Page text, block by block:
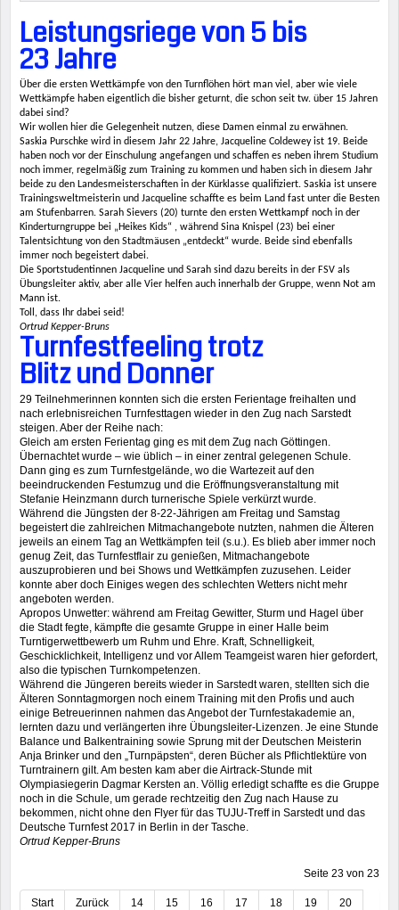
Leistungsriege von 5 bis
23 Jahre
Über die ersten Wettkämpfe von den Turnflöhen hört man viel, aber wie viele
Wettkämpfe haben eigentlich die bisher geturnt, die schon seit tw. über 15 Jahren
dabei sind?
Wir wollen hier die Gelegenheit nutzen, diese Damen einmal zu erwähnen.
Saskia Purschke wird in diesem Jahr 22 Jahre, Jacqueline Coldewey ist 19. Beide
haben noch vor der Einschulung angefangen und schaffen es neben ihrem Studium
noch immer, regelmäßig zum Training zu kommen und haben sich in diesem Jahr
beide zu den Landesmeisterschaften in der Kürklasse qualifiziert. Saskia ist unsere
Trainingsweltmeisterin und Jacqueline schaffte es beim Land fast unter die Besten
am Stufenbarren. Sarah Sievers (20) turnte den ersten Wettkampf noch in der
Kinderturngruppe bei „Heikes Kids“ , während Sina Knispel (23) bei einer
Talentsichtung von den Stadtmäusen „entdeckt“ wurde. Beide sind ebenfalls
immer noch begeistert dabei.
Die Sportstudentinnen Jacqueline und Sarah sind dazu bereits in der FSV als
Übungsleiter aktiv, aber alle Vier helfen auch innerhalb der Gruppe, wenn Not am
Mann ist.
Toll, dass Ihr dabei seid!
Ortrud Kepper-Bruns
Turnfestfeeling trotz
Blitz und Donner
29 Teilnehmerinnen konnten sich die ersten Ferientage freihalten und
nach erlebnisreichen Turnfesttagen wieder in den Zug nach Sarstedt
steigen. Aber der Reihe nach:
Gleich am ersten Ferientag ging es mit dem Zug nach Göttingen.
Übernachtet wurde – wie üblich – in einer zentral gelegenen Schule.
Dann ging es zum Turnfestgelände, wo die Wartezeit auf den
beeindruckenden Festumzug und die Eröffnungsveranstaltung mit
Stefanie Heinzmann durch turnerische Spiele verkürzt wurde.
Während die Jüngsten der 8-22-Jährigen am Freitag und Samstag
begeistert die zahlreichen Mitmachangebote nutzten, nahmen die Älteren
jeweils an einem Tag an Wettkämpfen teil (s.u.). Es blieb aber immer noch
genug Zeit, das Turnfestflair zu genießen, Mitmachangebote
auszuprobieren und bei Shows und Wettkämpfen zuzusehen. Leider
konnte aber doch Einiges wegen des schlechten Wetters nicht mehr
angeboten werden.
Apropos Unwetter: während am Freitag Gewitter, Sturm und Hagel über
die Stadt fegte, kämpfte die gesamte Gruppe in einer Halle beim
Turntigerwettbewerb um Ruhm und Ehre. Kraft, Schnelligkeit,
Geschicklichkeit, Intelligenz und vor Allem Teamgeist waren hier gefordert,
also die typischen Turnkompetenzen.
Während die Jüngeren bereits wieder in Sarstedt waren, stellten sich die
Älteren Sonntagmorgen noch einem Training mit den Profis und auch
einige Betreuerinnen nahmen das Angebot der Turnfestakademie an,
lernten dazu und verlängerten ihre Übungsleiter-Lizenzen. Je eine Stunde
Balance und Balkentraining sowie Sprung mit der Deutschen Meisterin
Anja Brinker und den „Turnpäpsten“, deren Bücher als Pflichtlektüre von
Turntrainern gilt. Am besten kam aber die Airtrack-Stunde mit
Olympiasiegerin Dagmar Kersten an. Völlig erledigt schaffte es die Gruppe
noch in die Schule, um gerade rechtzeitig den Zug nach Hause zu
bekommen, nicht ohne den Flyer für das TUJU-Treff in Sarstedt und das
Deutsche Turnfest 2017 in Berlin in der Tasche.
Ortrud Kepper-Bruns
Seite 23 von 23
Start Zurück 14 15 16 17 18 19 20